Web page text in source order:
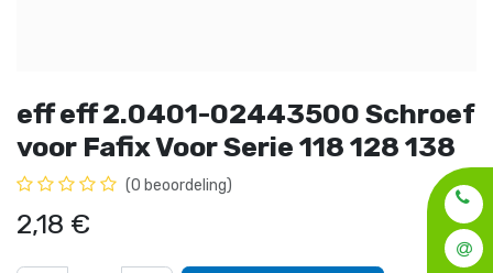
eff eff 2.0401-02443500 Schroef
voor Fafix Voor Serie 118 128 138
(0 beoordeling)
2,18 €